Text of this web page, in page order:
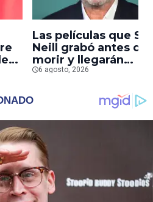
la
Las películas que
Neill grabó antes de
morir y llegarán
pronto a salas
6 agosto, 2026